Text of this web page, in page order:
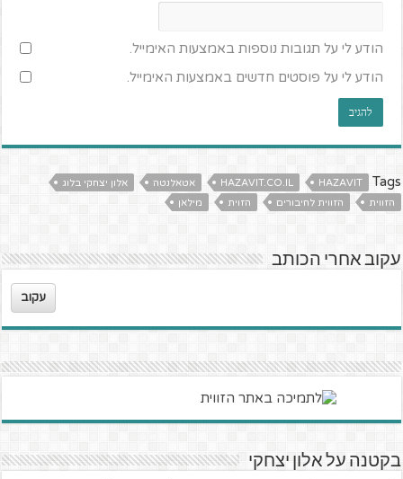
הודע לי על תגובות נוספות באמצעות האימייל.
הודע לי על פוסטים חדשים באמצעות האימייל.
Tags
HAZAVIT
HAZAVIT.CO.IL אטאלנטה
אלון יצחקי בלוג
הזווית
הזווית לחיבורים הזוית מילאן
עקוב אחרי הכותב
עקוב
בקטנה על אלון יצחקי